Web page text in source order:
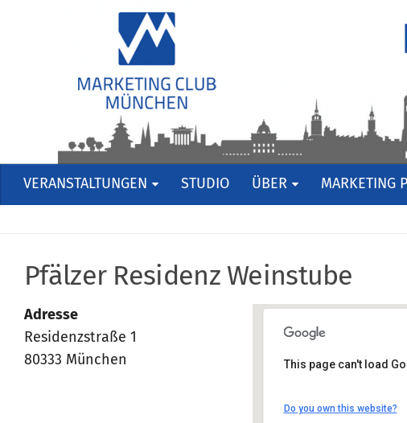
VERANSTALTUNGEN STUDIO ÜBER MARKETING
Pfälzer Residenz Weinstube
Pfälzer Residenz
Residenzstraße 1,
This page can't load
Do you own this website?
Adresse
Residenzstraße 1
80333 München